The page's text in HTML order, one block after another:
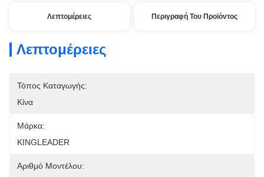
Λεπτομέρειες Περιγραφή Του Προϊόντος
Λεπτομέρειες
Τόπος Καταγωγής:
Κίνα
Μάρκα:
KINGLEADER
Αριθμό Μοντέλου: